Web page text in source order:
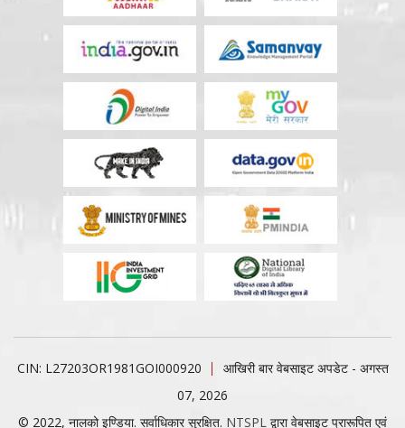
CIN: L27203OR1981GOI000920
आखिरी बार वेबसाइट अपडेट - अगस्त
07, 2026
© 2022, नालको इण्डिया. सर्वाधिकार सुरक्षित. NTSPL द्वारा वेबसाइट प्रारूपित एवं